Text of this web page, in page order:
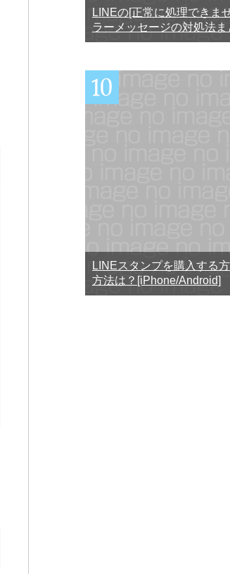
LINEの[正常に処理できま
ラーメッセージの対処法ま
LINEスタンプを購入する
方法は？[iPhone/Android]